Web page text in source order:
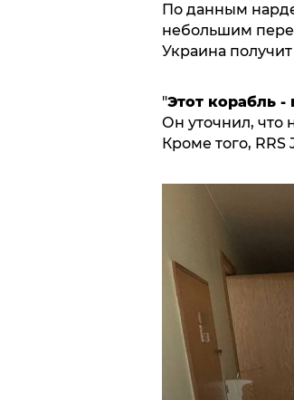
По данным
небольшим
Украина
"Этот корабль
Он уточнил, что
Кроме того,